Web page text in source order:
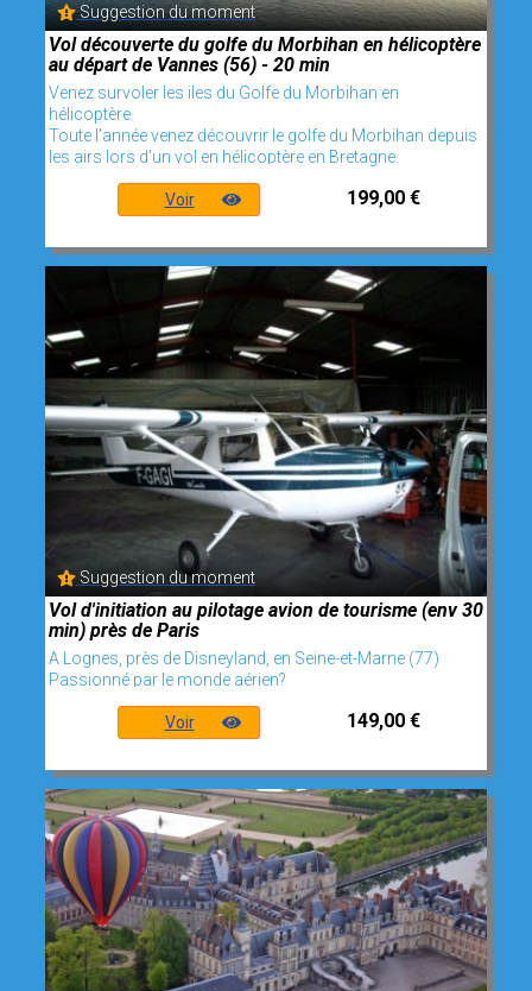
Suggestion du moment
Vol découverte du golfe du Morbihan en hélicoptère
au départ de Vannes (56) - 20 min
Venez survoler les iles du Golfe du Morbihan en
hélicoptère
Toute l’année venez découvrir le golfe du Morbihan depuis
les airs lors d’un vol en hélicoptère en Bretagne.
Voir 199,00 €
Suggestion du moment
Vol d'initiation au pilotage avion de tourisme (env 30
min) près de Paris
A Lognes, près de Disneyland, en Seine-et-Marne (77)
Passionné par le monde aérien?
Voir 149,00 €